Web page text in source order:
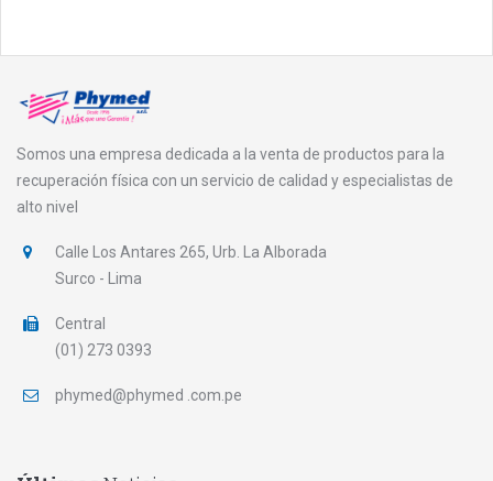
Somos una empresa dedicada a la venta de productos para la
recuperación física con un servicio de calidad y especialistas de
alto nivel
Calle Los Antares 265, Urb. La Alborada
Surco - Lima
Central
(01) 273 0393
phymed@phymed .com.pe